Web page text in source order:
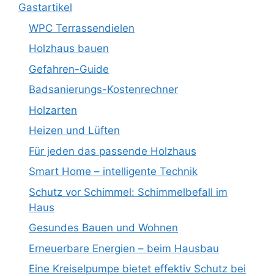
Gastartikel
WPC Terrassendielen
Holzhaus bauen
Gefahren-Guide
Badsanierungs-Kostenrechner
Holzarten
Heizen und Lüften
Für jeden das passende Holzhaus
Smart Home – intelligente Technik
Schutz vor Schimmel: Schimmelbefall im
Haus
Gesundes Bauen und Wohnen
Erneuerbare Energien – beim Hausbau
Eine Kreiselpumpe bietet effektiv Schutz bei